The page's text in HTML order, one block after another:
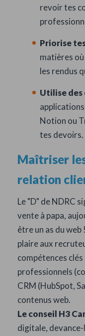
revoir tes
Priorise
matières
les rendus
Utilise
Notion ou
tes devoirs.
Maîtriser
relation
Le "D" de NDRC
vente à papa,
être un as du
plaire aux
compétences
professionnels
CRM (HubSpot,
contenus web.
Le conseil H3
digitale,